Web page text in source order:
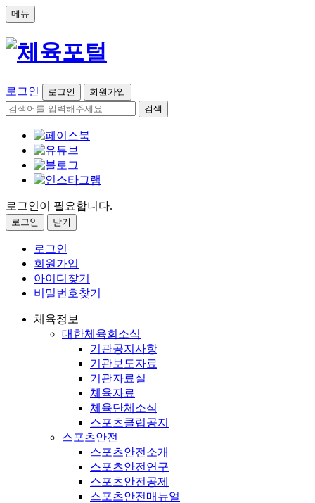
메뉴
로그인 로그인
회원가입
검색
로그인이 필요합니다.
로그인 닫기
로그인
회원가입
아이디찾기
비밀번호찾기
체육정보
대한체육회소식
기관공지사항
기관보도자료
기관자료실
체육자료
체육단체소식
스포츠클럽공지
스포츠안전
스포츠안전소개
스포츠안전연구
스포츠안전공제
스포츠안전매뉴얼